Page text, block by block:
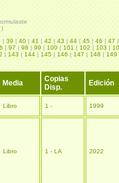
)
|39|40|41|42|43|44|45|46|47
|97|98|99|100|101|102|103|
|143|144|145|146|147|148|149
Media
Copias
Disp.
Edición
Libro 1 - 1999
Libro 1 - LA 2022